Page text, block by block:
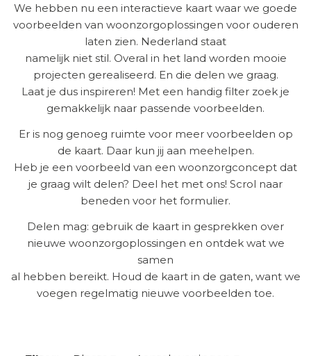
We hebben nu een interactieve kaart waar we goede
voorbeelden van woonzorgoplossingen voor ouderen
laten zien. Nederland staat
namelijk niet stil. Overal in het land worden mooie
projecten gerealiseerd. En die delen we graag.
Laat je dus inspireren! Met een handig filter zoek je
gemakkelijk naar passende voorbeelden.
Er is nog genoeg ruimte voor meer voorbeelden op
de kaart. Daar kun jij aan meehelpen.
Heb je een voorbeeld van een woonzorgconcept dat
je graag wilt delen? Deel het met ons! Scrol naar
beneden voor het formulier.
Delen mag: gebruik de kaart in gesprekken over
nieuwe woonzorgoplossingen en ontdek wat we
samen
al hebben bereikt. Houd de kaart in de gaten, want we
voegen regelmatig nieuwe voorbeelden toe.